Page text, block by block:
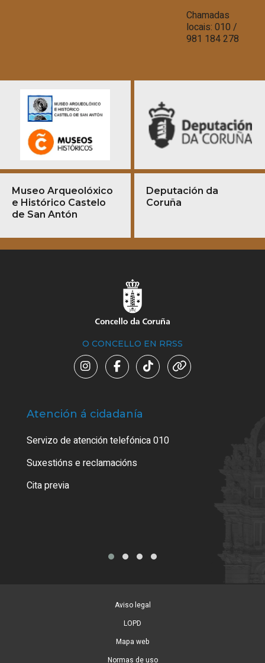
Chamadas
locais: 010 /
981 184 278
Museo Arqueolóxico
e Histórico Castelo
de San Antón
Deputación da
Coruña
O CONCELLO EN RRSS
Atención á cidadanía
Servizo de atención telefónica 010
Suxestións e reclamacións
Cita previa
Aviso legal
LOPD
Mapa web
Normas de uso